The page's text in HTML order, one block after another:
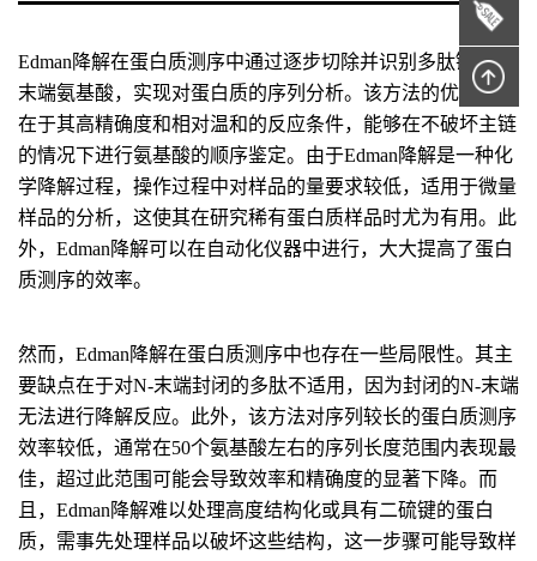
Edman降解在蛋白质测序中通过逐步切除并识别多肽链的N-
末端氨基酸，实现对蛋白质的序列分析。该方法的优势主要
在于其高精确度和相对温和的反应条件，能够在不破坏主链
的情况下进行氨基酸的顺序鉴定。由于Edman降解是一种化
学降解过程，操作过程中对样品的量要求较低，适用于微量
样品的分析，这使其在研究稀有蛋白质样品时尤为有用。此
外，Edman降解可以在自动化仪器中进行，大大提高了蛋白
质测序的效率。
然而，Edman降解在蛋白质测序中也存在一些局限性。其主
要缺点在于对N-末端封闭的多肽不适用，因为封闭的N-末端
无法进行降解反应。此外，该方法对序列较长的蛋白质测序
效率较低，通常在50个氨基酸左右的序列长度范围内表现最
佳，超过此范围可能会导致效率和精确度的显著下降。而
且，Edman降解难以处理高度结构化或具有二硫键的蛋白
质，需事先处理样品以破坏这些结构，这一步骤可能导致样